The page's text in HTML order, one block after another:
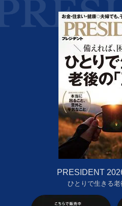
PRESIDENT
ひとりで生きる老